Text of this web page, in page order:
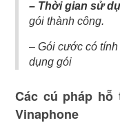
– Thời gian sử
gói thành công.
– Gói cước có
dụng gói
Các cú pháp
Vinaphone